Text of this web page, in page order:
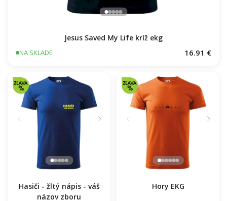
Jesus Saved My Life kríž ekg
NA SKLADE 16.91 €
Hasiči - žltý nápis - váš
názov zboru
Hory EKG